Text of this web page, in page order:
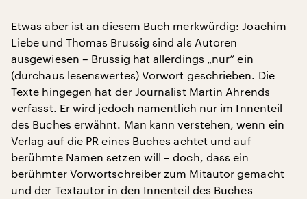
Etwas aber ist an diesem Buch merkwürdig: Joachim
Liebe und Thomas Brussig sind als Autoren
ausgewiesen – Brussig hat allerdings „nur“ ein
(durchaus lesenswertes) Vorwort geschrieben. Die
Texte hingegen hat der Journalist Martin Ahrends
verfasst. Er wird jedoch namentlich nur im Innenteil
des Buches erwähnt. Man kann verstehen, wenn ein
Verlag auf die PR eines Buches achtet und auf
berühmte Namen setzen will – doch, dass ein
berühmter Vorwortschreiber zum Mitautor gemacht
und der Textautor in den Innenteil des Buches